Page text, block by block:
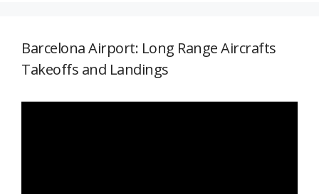
Barcelona Airport: Long Range Aircrafts
Takeoffs and Landings